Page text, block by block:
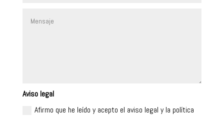
Aviso legal
Afirmo que he leído y acepto el aviso legal y la política